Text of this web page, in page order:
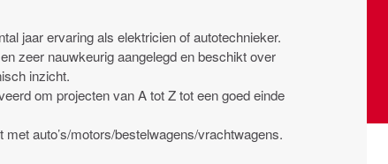
jaar ervaring als elektricien of autotechnieker.
zeer nauwkeurig aangelegd en beschikt over
inzicht.
om projecten van A tot Z tot een goed einde
met auto’s/motors/bestelwagens/vrachtwagens.